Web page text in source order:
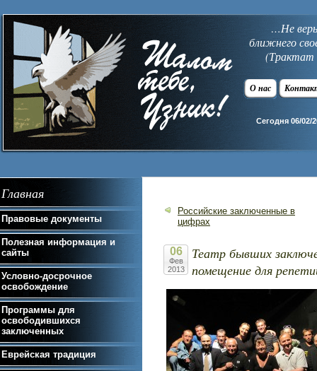
…Не
ближнего
(Трактат
О нас
Сегодня 06/02/
Российские заключенные в
цифрах
06
Фев
2013
Театр бывших
помещение для
Главная
Правовые документы
Полезная информация и
сайты
Условно-досрочное
освобождение
Программы для
освободившихся
заключенных
Еврейская традиция